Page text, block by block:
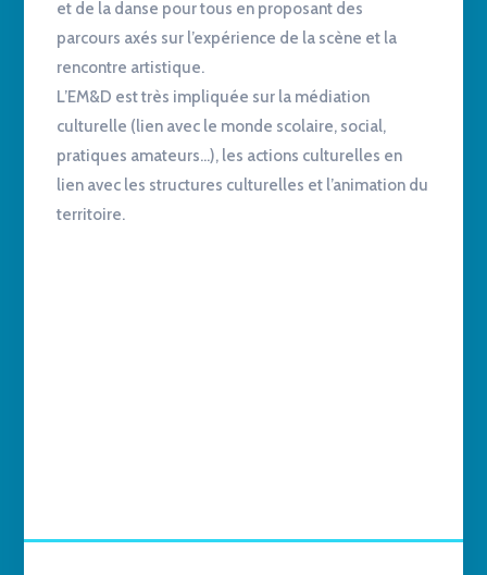
et de la danse pour tous en proposant des
parcours axés sur l’expérience de la scène et la
rencontre artistique.
L’EM&D est très impliquée sur la médiation
culturelle (lien avec le monde scolaire, social,
pratiques amateurs…), les actions culturelles en
lien avec les structures culturelles et l’animation du
territoire.